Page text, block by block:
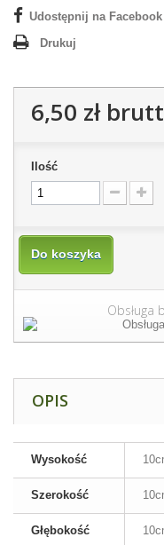
Udostępnij na Facebook
Drukuj
6,50 zł
Ilość
Do koszyka
Obsługa
OPIS
Wysokość
Szerokość
Głębokość